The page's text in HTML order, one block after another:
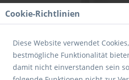
Cookie-Richtlinien
Diese Website verwendet
bestmögliche Funktionalität
damit nicht einverstanden sein